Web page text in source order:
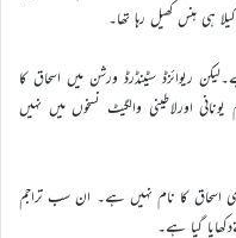
ہی ہنس کھیل رہا تھا۔
ریوائزڈ سٹینڈرڈ ورشن میں اسحاق کا
اورلاطینی والگیٹ نسخوں میں نہیں
اسحاق کا نام نہیں ہے۔ ان سب تراجم
گیا ہے۔